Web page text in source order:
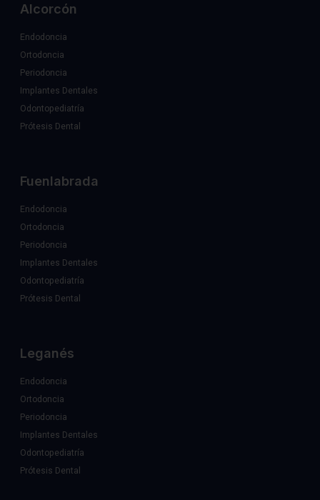
Alcorcón
Endodoncia
Ortodoncia
Periodoncia
Implantes Dentales
Odontopediatría
Prótesis Dental
Fuenlabrada
Endodoncia
Ortodoncia
Periodoncia
Implantes Dentales
Odontopediatría
Prótesis Dental
Leganés
Endodoncia
Ortodoncia
Periodoncia
Implantes Dentales
Odontopediatría
Prótesis Dental